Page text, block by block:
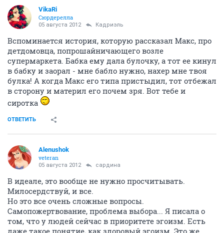
VikaRi
Сюрдерелла
05 августа 2012 Кадриэль
Вспоминается история, которую рассказал Макс, про
детдомовца, попрошайничающего возле
супермаркета. Бабка ему дала булочку, а тот ее кинул
в бабку и заорал - мне бабло нужно, нахер мне твоя
булка! А когда Макс его типа пристыдил, тот отбежал
в сторону и материл его почем зря. Вот тебе и
сиротка
ОТВЕТИТЬ
Alenushok
veteran
05 августа 2012 сардина
В идеале, это вообще не нужно просчитывать.
Милосердствуй, и все.
Но это все очень сложные вопросы.
Самопожертвование, проблема выбора... Я писала о
том, что у людей сейчас в приоритете эгоизм. Есть
даже такое понятие, как здоровый эгоизм. Это же